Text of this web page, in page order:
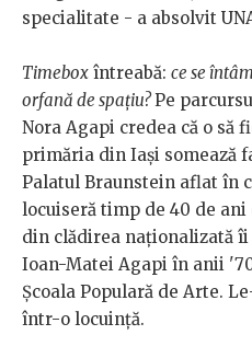
specialitate - a absolvit
Timebox întreabă: ce se
orfană de spațiu?Pe
Nora Agapi credea că o să
primăria din Iași somează
Palatul Braunstein aflat în
locuiseră timp de 40 de
din clădirea naționalizată
Ioan-Matei Agapi în anii
Școala Populară de Arte.
într-o locuință.